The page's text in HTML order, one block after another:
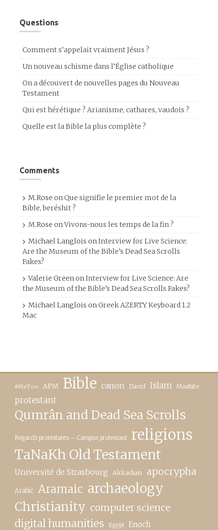
Questions
Comment s’appelait vraiment Jésus ?
Un nouveau schisme dans l’Église catholique
On a découvert de nouvelles pages du Nouveau
Testament
Qui est hérétique ? Arianisme, cathares, vaudois ?
Quelle est la Bible la plus complète ?
Comments
M.Rose onQue signifie le premier mot de la
Bible, beréshit ?
M.Rose onVivons-nous les temps de la fin ?
Michael Langlois onInterview for Live Science:
Are the Museum of the Bible’s Dead Sea Scrolls
Fakes?
Valerie GreenonInterview for Live Science: Are
the Museum of the Bible’s Dead Sea Scrolls Fakes?
Michael Langlois onGreek AZERTY Keyboard 1.2
Mac
#MeToo APM Bible canon David Islam Moabite
protestant
Qumrân and Dead Sea Scrolls
Regards protestants – Campus protestant religions
TaNaKh Old Testament
Université de Strasbourg Akkadian apocrypha
Arabic Aramaic archaeology
Christianity computer science
digital humanities Egypt Enoch